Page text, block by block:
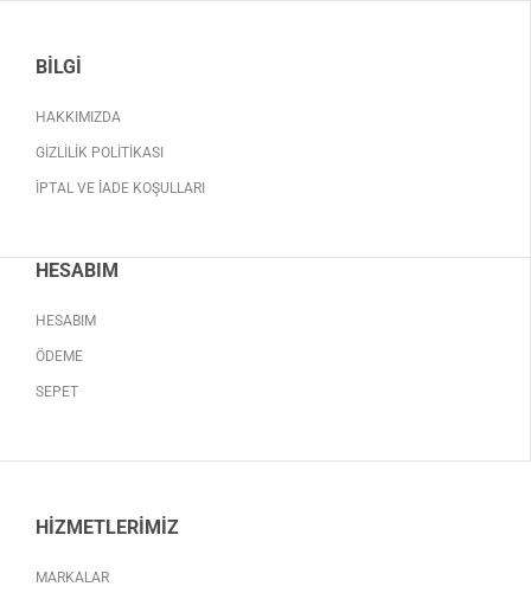
BILGI
HAKKIMIZDA
GIZLILIK POLITIKASI
İPTAL VE İADE KOŞULLARI
HESABIM
HESABIM
ÖDEME
SEPET
HIZMETLERIMIZ
MARKALAR